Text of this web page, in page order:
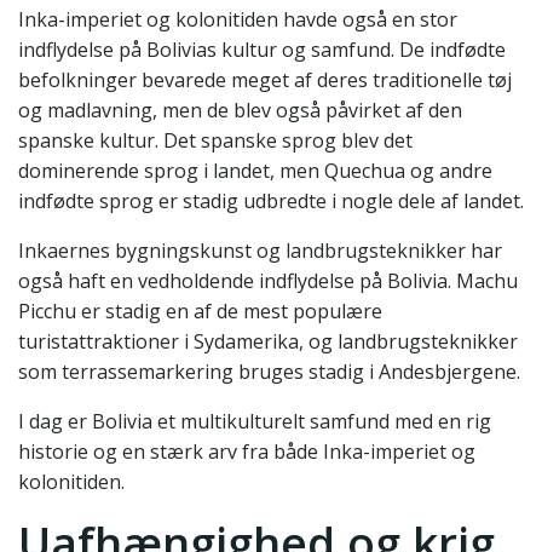
Inka-imperiet og kolonitiden havde også en stor
indflydelse på Bolivias kultur og samfund. De indfødte
befolkninger bevarede meget af deres traditionelle tøj
og madlavning, men de blev også påvirket af den
spanske kultur. Det spanske sprog blev det
dominerende sprog i landet, men Quechua og andre
indfødte sprog er stadig udbredte i nogle dele af landet.
Inkaernes bygningskunst og landbrugsteknikker har
også haft en vedholdende indflydelse på Bolivia. Machu
Picchu er stadig en af ​​de mest populære
turistattraktioner i Sydamerika, og landbrugsteknikker
som terrassemarkering bruges stadig i Andesbjergene.
I dag er Bolivia et multikulturelt samfund med en rig
historie og en stærk arv fra både Inka-imperiet og
kolonitiden.